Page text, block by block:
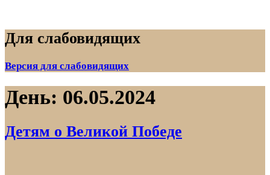
content
МКУК «ИСТОРИКО-КРАЕВЕДЧЕСКИЙ МУЗЕЙ»
Официальный сайт МКУК «Историко–краеведческий
познакомиться с историей создания музея, получить
и выставках музея.
Для слабовидящих
Версия для слабовидящих
День: 06.05.2024
Детям о Великой Победе